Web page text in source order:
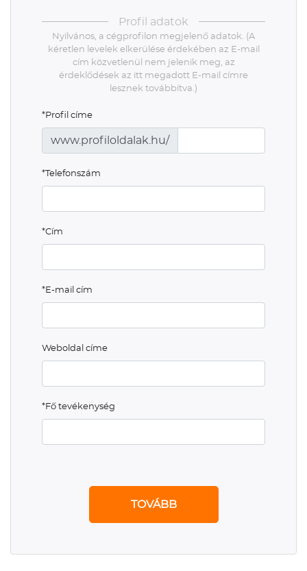
Profil adatok
Nyilvános, a cégprofilon megjelenő adatok. (A
kéretlen levelek elkerülése érdekében az E-mail
cím közvetlenül nem jelenik meg, az
érdeklődések az itt megadott E-mail címre
lesznek továbbítva.)
*Profil címe
www.profiloldalak.hu/
*Telefonszám
*Cím
*E-mail cím
Weboldal címe
*Fő tevékenység
TOVÁBB